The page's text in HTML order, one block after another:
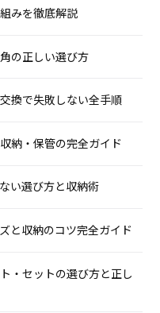
みを徹底解説
の正しい選び方
換で失敗しない全手順
納・保管の完全ガイド
い選び方と収納術
と収納のコツ完全ガイド
・セットの選び方と正し